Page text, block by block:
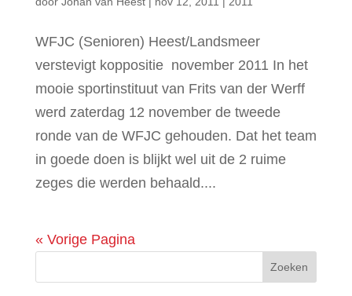
WFJC (Senioren) Heest/Landsmeer
verstevigt koppositie november 2011 In het
mooie sportinstituut van Frits van der Werff
werd zaterdag 12 november de tweede
ronde van de WFJC gehouden. Dat het team
in goede doen is blijkt wel uit de 2 ruime
zeges die werden behaald....
« Vorige Pagina